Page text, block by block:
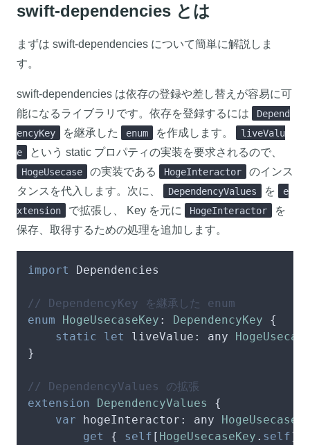
swift-dependencies とは
まずは swift-dependencies について簡単に解説しま
す。
swift-dependencies は依存の登録や差し替えが容易に可
能になるライブラリです。依存を登録するには
Depend
encyKey
を継承した enum を作成します。
liveValu
e
という static プロパティの実装を要求されるので、
HogeUsecase の実装である HogeInteractor
のインス
タンスを代入します。次に、
DependencyValues を
e
xtension
で拡張し、 Key を元に HogeInteractor
を
保存、取得するための処理を追加します。
import Dependencies
// DependencyKey を継承した enum
enum
HogeUsecaseKey : DependencyKey {
static
let liveValue: any
}
// DependencyValues の拡張
extension
DependencyValues
{
var hogeInteractor: any HogeUsecase
get
{ self [ HogeUsecaseKey . self]